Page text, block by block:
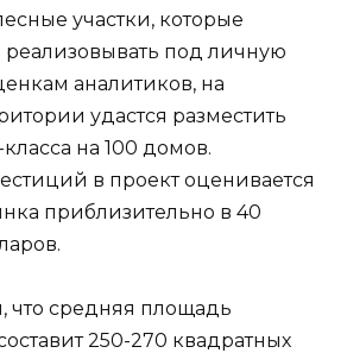
участки, которые
реализовывать под личную
аналитиков, на
удастся разместить
на 100 домов.
в проект оценивается
приблизительно в 40
что средняя площадь
250-270 квадратных